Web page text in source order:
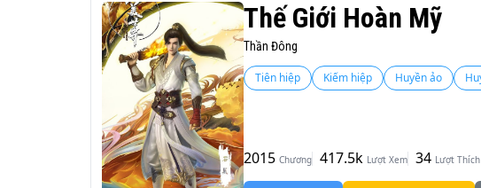
Thế Giới Hoàn Mỹ
Thần Đông
Tiên hiệp Kiếm hiệp Huyền ảo
2015 Chương 417.5k Lượt Xem 34 Lượt Thích